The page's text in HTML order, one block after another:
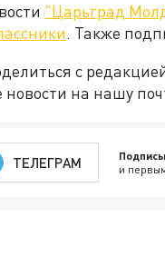
"Царьград
. Также
с
на нашу
ТЕЛЕГРАМ и